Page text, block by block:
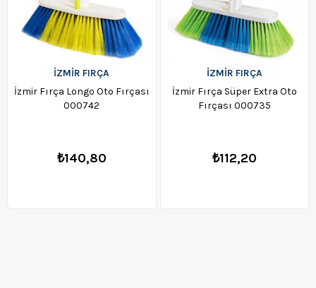
İZMİR FIRÇA
İzmir Fırça Longo Oto Fırçası
000742
₺140,80
İZMİR FIRÇA
İzmir Fırça Süper Extra Oto
Fırçası 000735
₺112,20